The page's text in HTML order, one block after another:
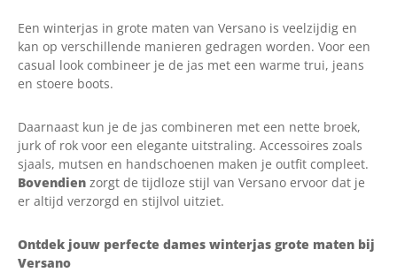
Een winterjas in grote maten van Versano is veelzijdig en
kan op verschillende manieren gedragen worden. Voor een
casual look combineer je de jas met een warme trui, jeans
en stoere boots.
Daarnaast kun je de jas combineren met een nette broek,
jurk of rok voor een elegante uitstraling. Accessoires zoals
sjaals, mutsen en handschoenen maken je outfit compleet.
Bovendien zorgt de tijdloze stijl van Versano ervoor dat je
er altijd verzorgd en stijlvol uitziet.
Ontdek jouw perfecte dames winterjas grote maten bij
Versano